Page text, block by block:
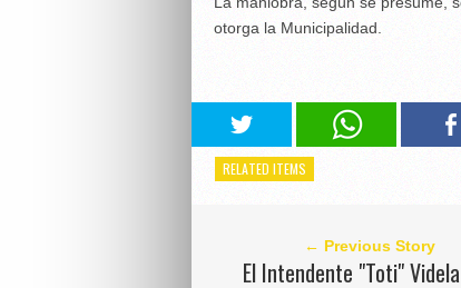
otorga la Municipalidad.
RELATED ITEMS
← Previous Story
El Intendente "Toti"